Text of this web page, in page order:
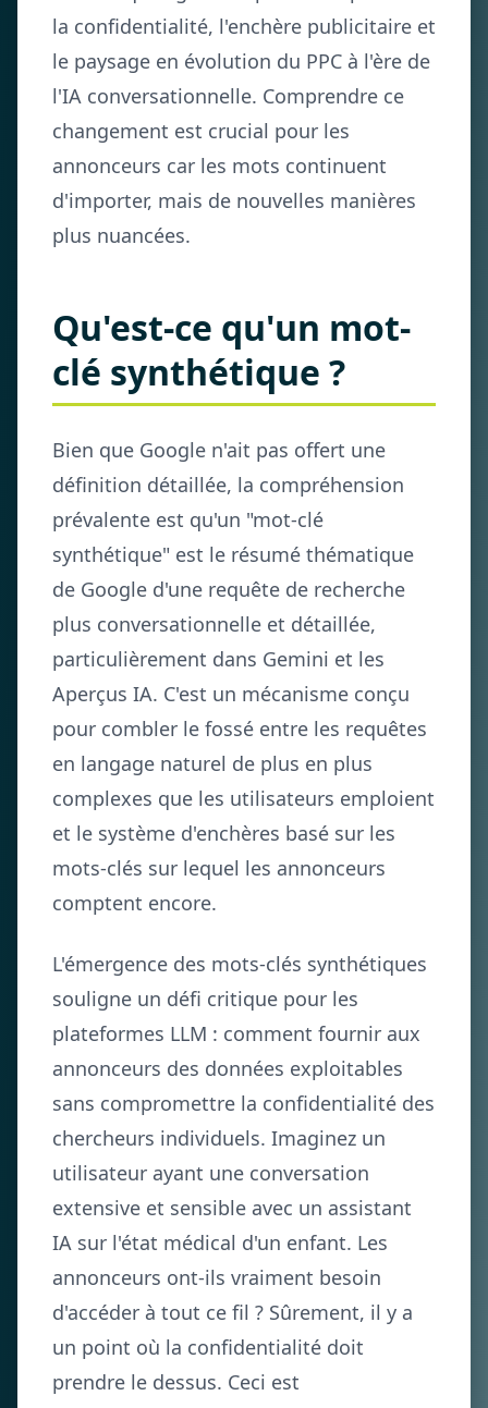
la confidentialité, l'enchère publicitaire et
le paysage en évolution du PPC à l'ère de
l'IA conversationnelle. Comprendre ce
changement est crucial pour les
annonceurs car les mots continuent
d'importer, mais de nouvelles manières
plus nuancées.
Qu'est-ce qu'un mot-
clé synthétique ?
Bien que Google n'ait pas offert une
définition détaillée, la compréhension
prévalente est qu'un "mot-clé
synthétique" est le résumé thématique
de Google d'une requête de recherche
plus conversationnelle et détaillée,
particulièrement dans Gemini et les
Aperçus IA. C'est un mécanisme conçu
pour combler le fossé entre les requêtes
en langage naturel de plus en plus
complexes que les utilisateurs emploient
et le système d'enchères basé sur les
mots-clés sur lequel les annonceurs
comptent encore.
L'émergence des mots-clés synthétiques
souligne un défi critique pour les
plateformes LLM : comment fournir aux
annonceurs des données exploitables
sans compromettre la confidentialité des
chercheurs individuels. Imaginez un
utilisateur ayant une conversation
extensive et sensible avec un assistant
IA sur l'état médical d'un enfant. Les
annonceurs ont-ils vraiment besoin
d'accéder à tout ce fil ? Sûrement, il y a
un point où la confidentialité doit
prendre le dessus. Ceci est